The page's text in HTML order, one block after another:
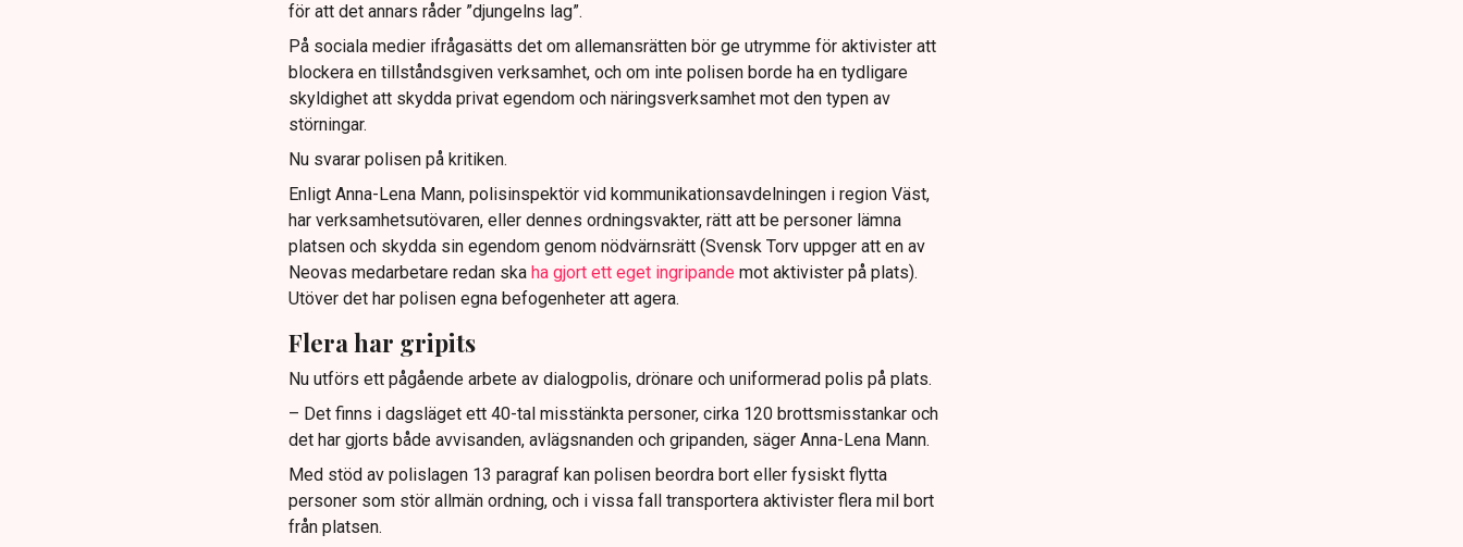
för att det annars råder ”djungelns lag”.
På sociala medier ifrågasätts det om allemansrätten bör ge utrymme för aktivister att
blockera en tillståndsgiven verksamhet, och om inte polisen borde ha en tydligare
skyldighet att skydda privat egendom och näringsverksamhet mot den typen av
störningar.
Nu svarar polisen på kritiken.
Enligt Anna-Lena Mann, polisinspektör vid kommunikationsavdelningen i region Väst,
har verksamhetsutövaren, eller dennes ordningsvakter, rätt att be personer lämna
platsen och skydda sin egendom genom nödvärnsrätt (Svensk Torv uppger att en av
Neovas medarbetare redan ska ha gjort ett eget ingripande mot aktivister på plats).
Utöver det har polisen egna befogenheter att agera.
Flera har gripits
Nu utförs ett pågående arbete av dialogpolis, drönare och uniformerad polis på plats.
– Det finns i dagsläget ett 40-tal misstänkta personer, cirka 120 brottsmisstankar och
det har gjorts både avvisanden, avlägsnanden och gripanden, säger Anna-Lena Mann.
Med stöd av polislagen 13 paragraf kan polisen beordra bort eller fysiskt flytta
personer som stör allmän ordning, och i vissa fall transportera aktivister flera mil bort
från platsen.